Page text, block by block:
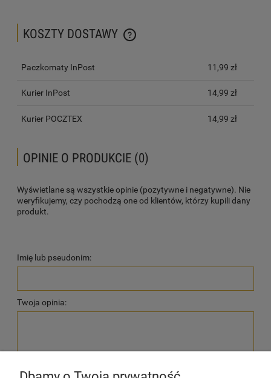
KOSZTY DOSTAWY
CENA NIE ZAWIERA EWENTUALNYCH KOSZTÓW PŁATNOŚCI
Paczkomaty InPost 11,99 zł
Kurier InPost 14,99 zł
Kurier POCZTEX 14,99 zł
OPINIE O PRODUKCIE (0)
Wyświetlane są wszystkie opinie (pozytywne i negatywne). Nie
weryfikujemy, czy pochodzą one od klientów, którzy kupili dany
produkt.
Imię lub pseudonim:
Twoja opinia: